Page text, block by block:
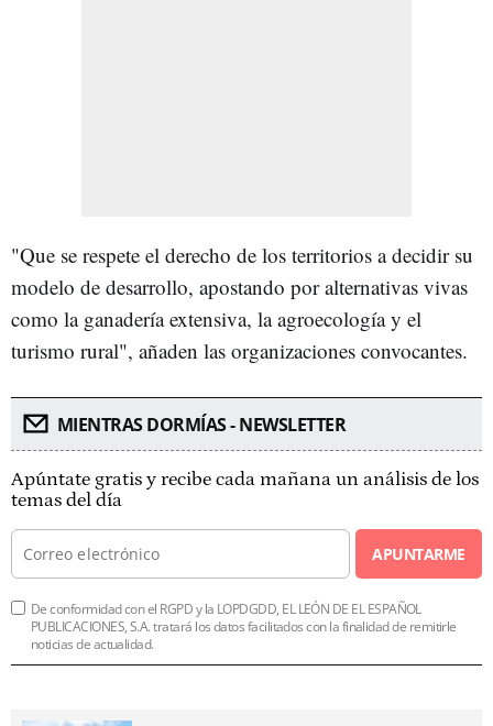
"Que se respete el derecho de los territorios a decidir su
modelo de desarrollo, apostando por alternativas vivas
como la ganadería extensiva, la agroecología y el
turismo rural", añaden las organizaciones convocantes.
MIENTRAS DORMÍAS - NEWSLETTER
Apúntate gratis y recibe cada mañana un análisis de los
temas del día
APUNTARME
De conformidad con el RGPD y la LOPDGDD, EL LEÓN DE EL ESPAÑOL
PUBLICACIONES, S.A. tratará los datos facilitados con la finalidad de remitirle
noticias de actualidad.